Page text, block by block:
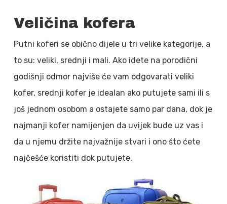
Veličina kofera
Putni koferi se obično dijele u tri velike kategorije, a
to su: veliki, srednji i mali. Ako idete na porodični
godišnji odmor najviše će vam odgovarati veliki
kofer, srednji kofer je idealan ako putujete sami ili s
još jednom osobom a ostajete samo par dana, dok je
najmanji kofer namijenjen da uvijek bude uz vas i
da u njemu držite najvažnije stvari i ono što ćete
najčešće koristiti dok putujete.